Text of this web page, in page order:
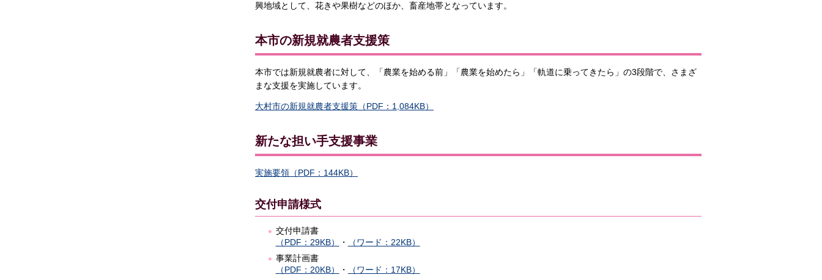
興地域として、花きや果樹などのほか、畜産地帯となっています。
本市の新規就農者支援策
本市では新規就農者に対して、「農業を始める前」「農業を始めたら」「軌道に乗ってきたら」の3段階で、さまざ
まな支援を実施しています。
大村市の新規就農者支援策（PDF：1,084KB）
新たな担い手支援事業
実施要領（PDF：144KB）
交付申請様式
交付申請書
（PDF：29KB）
・
（ワード：22KB）
事業計画書
（PDF：20KB）
・
（ワード：17KB）